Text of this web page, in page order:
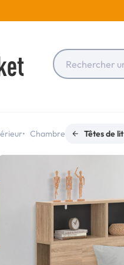
Chambre Têtes de lit